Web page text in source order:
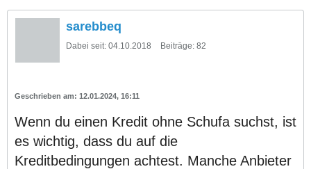
sarebbeq
Dabei seit: 04.10.2018 Beiträge: 82
12.01.2024, 16:11
Wenn du einen Kredit ohne Schufa suchst, ist
es wichtig, dass du auf die
Kreditbedingungen achtest. Manche Anbieter